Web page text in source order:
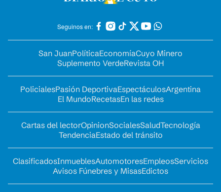
Seguinos en:
San JuanPolíticaEconomíaCuyo Minero
Suplemento VerdeRevista OH
PolicialesPasión DeportivaEspectáculosArgentina
El MundoRecetasEn las redes
Cartas del lectorOpinionSocialesSaludTecnología
TendenciaEstado del tránsito
ClasificadosInmueblesAutomotoresEmpleosServicios
Avisos Fúnebres y MisasEdictos